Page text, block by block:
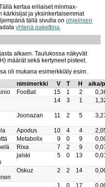
kertaa erilaiset minmax-
kärkisijat ja yksinkertaisemmat
tällä sivulla on ohjelmien
yhtenä pakettina.
alkaen. Taulukossa näkyvät
määrät sekä kertyneet pisteet.
oli mukana esimerkkiäly esim.
nimimerkki V T H
aika/
FooBat 15 1 2
14 3 1
Joonazan 11 2 5
Apodus 10 4 4
Metabolix 9 0 9
Rixa 7 2 9
jalski 5 0 13
Oskuz 2 2 14
1 0 17